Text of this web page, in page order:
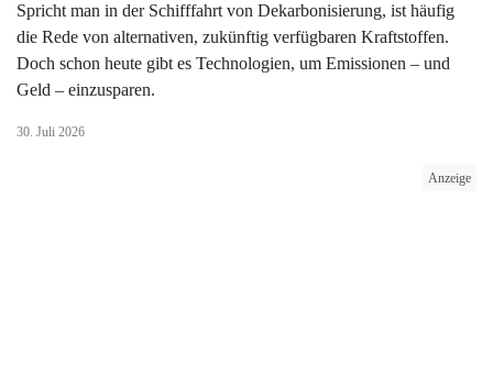
Spricht man in der Schifffahrt von Dekarbonisierung, ist häufig
die Rede von alternativen, zukünftig verfügbaren Kraftstoffen.
Doch schon heute gibt es Technologien, um Emissionen – und
Geld – einzusparen.
30. Juli 2026
Anzeige